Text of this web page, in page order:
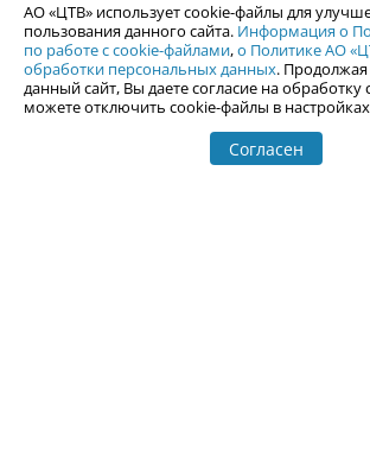
По вопросам размещения информации в
afisha@uralweb.ru
Пользовательское соглашение на
Политика АО «ЦТВ» в отношении обработки
АО «ЦТВ» использует cookie-файлы для
пользования данного сайта. Информация о
по работе с cookie-файлами,о Политике АО
обработки персональных данных. Продолжая
данный сайт, Вы даете согласие на
можете отключить cookie-файлы в
Согласен